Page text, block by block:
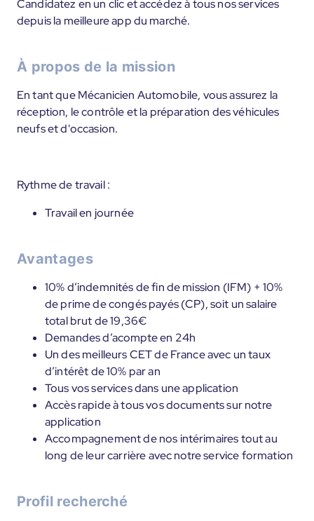
Candidatez en un clic et accédez à tous nos services
depuis la meilleure app du marché.
À propos de la mission
En tant que Mécanicien Automobile, vous assurez la
réception, le contrôle et la préparation des véhicules
neufs et d'occasion.
Rythme de travail :
Travail en journée
Avantages
10% d’indemnités de fin de mission (IFM) + 10%
de prime de congés payés (CP), soit un salaire
total brut de 19,36€
Demandes d’acompte en 24h
Un des meilleurs CET de France avec un taux
d’intérêt de 10% par an
Tous vos services dans une application
Accès rapide à tous vos documents sur notre
application
Accompagnement de nos intérimaires tout au
long de leur carrière avec notre service formation
Profil recherché